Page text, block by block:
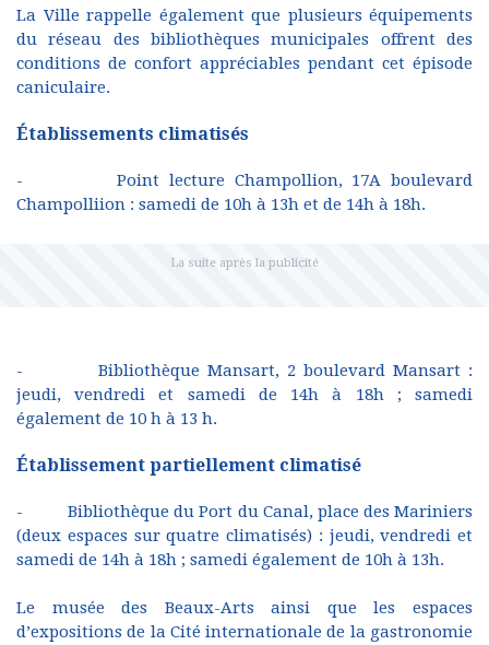
La Ville rappelle également que plusieurs équipements
du réseau des bibliothèques municipales offrent des
conditions de confort appréciables pendant cet épisode
caniculaire.
Établissements climatisés
- Point lecture Champollion, 17A boulevard
Champolliion : samedi de 10h à 13h et de 14h à 18h.
- Bibliothèque Mansart, 2 boulevard Mansart :
jeudi, vendredi et samedi de 14h à 18h ; samedi
également de 10 h à 13 h.
Établissement partiellement climatisé
- Bibliothèque du Port du Canal, place des Mariniers
(deux espaces sur quatre climatisés) : jeudi, vendredi et
samedi de 14h à 18h ; samedi également de 10h à 13h.
Le musée des Beaux-Arts ainsi que les espaces
d’expositions de la Cité internationale de la gastronomie